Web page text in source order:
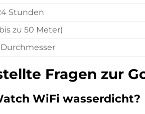
Stunden
zu 50 Meter)
Fragen zur
WiFi wasserdicht?